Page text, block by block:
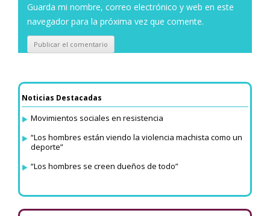
Guarda mi nombre, correo electrónico y web en este
navegador para la próxima vez que comente.
Noticias Destacadas
Movimientos sociales en resistencia
“Los hombres están viendo la violencia machista como un
deporte”
“Los hombres se creen dueños de todo”